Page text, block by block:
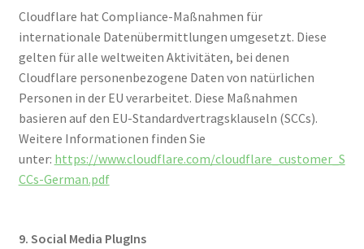
Cloudflare hat Compliance-Maßnahmen für
internationale Datenübermittlungen umgesetzt. Diese
gelten für alle weltweiten Aktivitäten, bei denen
Cloudflare personenbezogene Daten von natürlichen
Personen in der EU verarbeitet. Diese Maßnahmen
basieren auf den EU-Standardvertragsklauseln (SCCs).
Weitere Informationen finden Sie
unter: https://www.cloudflare.com/cloudflare_customer_S
CCs-German.pdf
9. Social Media PlugIns